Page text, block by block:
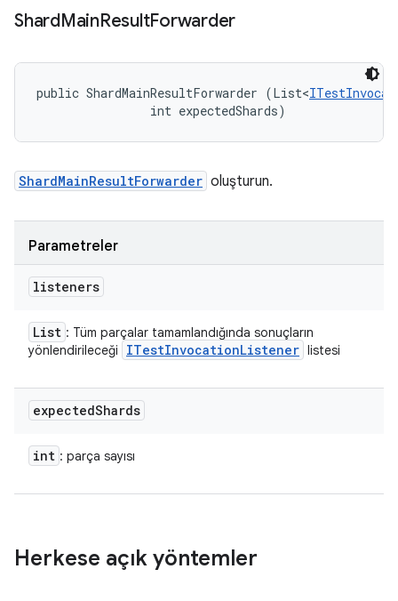
ShardMainResultForwarder
public ShardMainResultForwarder (List<
                int expectedShards)
ShardMainResultForwarder oluşturun.
Parametreler
listeners
List : Tüm parçalar tamamlandığında sonuçların
yönlendirileceği
ITestInvocationListener listesi
expectedShards
int : parça sayısı
Herkese açık yöntemler